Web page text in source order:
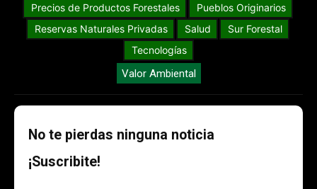
Precios de Productos Forestales
Pueblos Originarios
Reservas Naturales Privadas
Salud
Sur Forestal
Tecnologías
Valor Ambiental
No te pierdas ninguna noticia
¡Suscribite!